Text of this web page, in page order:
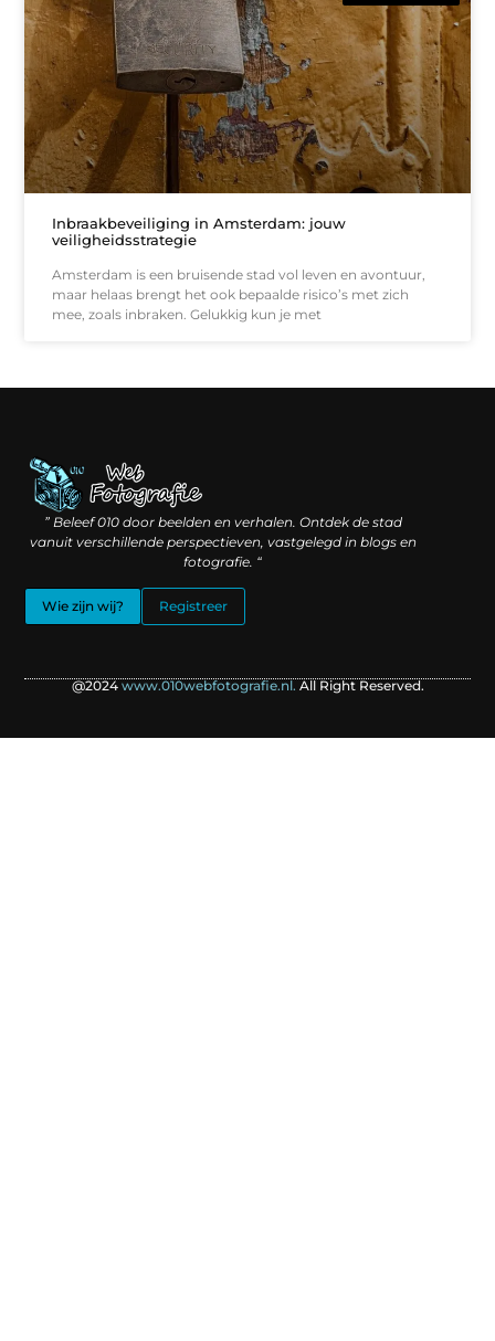
Inbraakbeveiliging in Amsterdam: jouw
veiligheidsstrategie
Amsterdam is een bruisende stad vol leven en avontuur,
maar helaas brengt het ook bepaalde risico’s met zich
mee, zoals inbraken. Gelukkig kun je met
” Beleef 010 door beelden en verhalen. Ontdek de stad
vanuit verschillende perspectieven, vastgelegd in blogs en
fotografie. “
Wie zijn wij? Registreer
@2024 www.010webfotografie.nl. All Right Reserved.